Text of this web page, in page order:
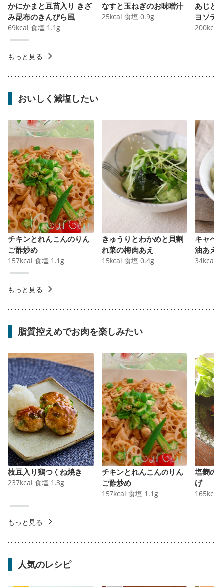
かにかまと豆苗入り きざ
み昆布のきんぴら風
69kcal 食塩 1.1 g
なすと玉ねぎのお味噌汁
25kcal 食塩 0.9g
あじと
ヨソテ
200kcal
もっと見る
おいしく減塩したい
チキンとれんこんのりん
ご酢炒め
157kcal 食塩 1.1 g
きゅうりとわかめと貝割
れ菜の梅肉あえ
15kcal 食塩 0.4g
キャベ
油あえ
34kcal
もっと見る
脂質控えめでお肉を楽しみたい
枝豆入り鶏つくね焼き
237kcal 食塩 1.3g
チキンとれんこんのりん
ご酢炒め
157kcal 食塩 1.1 g
塩麹の
げ
165kcal
もっと見る
人気のレシピ